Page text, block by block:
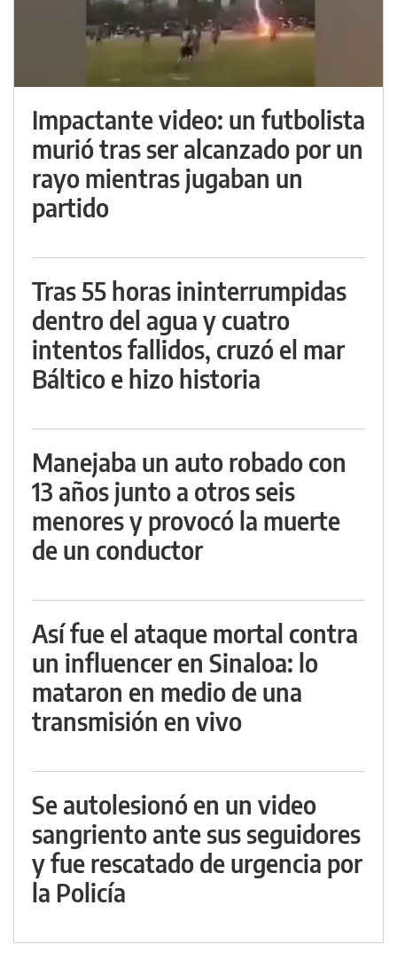
Impactante video: un futbolista
murió tras ser alcanzado por un
rayo mientras jugaban un
partido
Tras 55 horas ininterrumpidas
dentro del agua y cuatro
intentos fallidos, cruzó el mar
Báltico e hizo historia
Manejaba un auto robado con
13 años junto a otros seis
menores y provocó la muerte
de un conductor
Así fue el ataque mortal contra
un influencer en Sinaloa: lo
mataron en medio de una
transmisión en vivo
Se autolesionó en un video
sangriento ante sus seguidores
y fue rescatado de urgencia por
la Policía